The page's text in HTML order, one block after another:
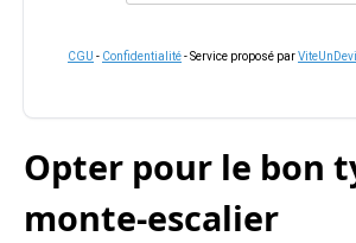
CGU - Confidentialité- Service proposé par
Opter pour le bon
monte-escalier